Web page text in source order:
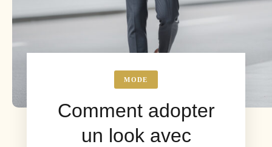
MODE
Comment adopter
un look avec